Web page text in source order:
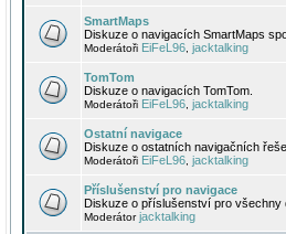
SmartMaps
Diskuze o navigacích SmartMaps
Moderátoři EiFeL96 jacktalking
TomTom
Diskuze o navigacích TomTom.
Moderátoři EiFeL96 jacktalking
Ostatní navigace
Diskuze o ostatních navigačních
Moderátoři EiFeL96 jacktalking
Příslušenství pro navigace
Diskuze o příslušenství pro všechny
Moderátorjacktalking